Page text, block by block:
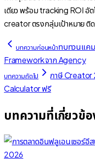
เดียว พร้อม tracking ROI
creator ตรงกลุ่มเป้าหมาย ติ
บทความก่อนหน้าทบทวนแคม
Framework จาก Agency
บทความถัดไป
ภาษี
Calculator ฟรี
บทความที่เกี่ยวข้อ